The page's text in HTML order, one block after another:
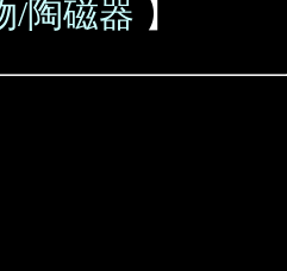
/陶磁器 】